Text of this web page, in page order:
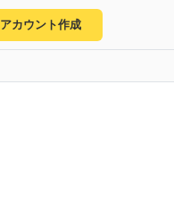
アカウント作成